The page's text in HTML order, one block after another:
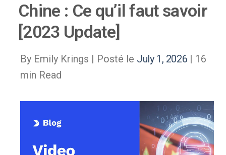
Chine : Ce qu’il faut savoir
[2023 Update]
By Emily Krings | Posté le July 1, 2026 | 16
min Read